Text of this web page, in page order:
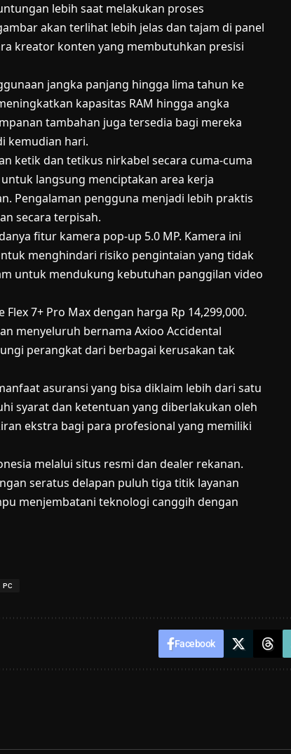
lebih saat melakukan proses
akan terlihat lebih jelas dan tajam di panel
kreator konten yang membutuhkan presisi
jangka panjang hingga lima tahun ke
kapasitas RAM hingga angka
tambahan juga tersedia bagi mereka
kemudian hari.
ketik dan tetikus nirkabel secara cuma-cuma
langsung menciptakan area kerja
Pengalaman pengguna menjadi lebih praktis
secara terpisah.
fitur kamera pop-up 5.0 MP. Kamera ini
menghindari risiko pengintaian yang tidak
untuk mendukung kebutuhan panggilan video
7+ Pro Max dengan harga Rp 14,299,000.
menyeluruh bernama Axioo Accidental
perangkat dari berbagai kerusakan tak
asuransi yang bisa diklaim lebih dari satu
syarat dan ketentuan yang diberlakukan oleh
ekstra bagi para profesional yang memiliki
melalui situs resmi dan dealer rekanan.
seratus delapan puluh tiga titik layanan
menjembatani teknologi canggih dengan
PC
Facebook